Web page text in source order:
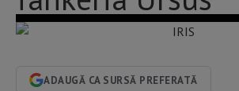
ADAUGĂ CA SURSĂ PREFERATĂ